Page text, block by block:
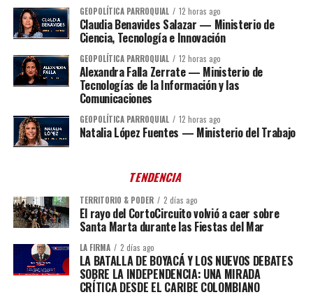
GEOPOLÍTICA PARROQUIAL 12 horas ago
Claudia Benavides Salazar — Ministerio de
Ciencia, Tecnología e Innovación
GEOPOLÍTICA PARROQUIAL 12 horas ago
Alexandra Falla Zerrate — Ministerio de
Tecnologías de la Información y las
Comunicaciones
GEOPOLÍTICA PARROQUIAL 12 horas ago
Natalia López Fuentes — Ministerio del Trabajo
TENDENCIA
TERRITORIO & PODER 2 días ago
El rayo del CortoCircuito volvió a caer sobre
Santa Marta durante las Fiestas del Mar
LA FIRMA 2 días ago
LA BATALLA DE BOYACÁ Y LOS NUEVOS DEBATES
SOBRE LA INDEPENDENCIA: UNA MIRADA
CRÍTICA DESDE EL CARIBE COLOMBIANO